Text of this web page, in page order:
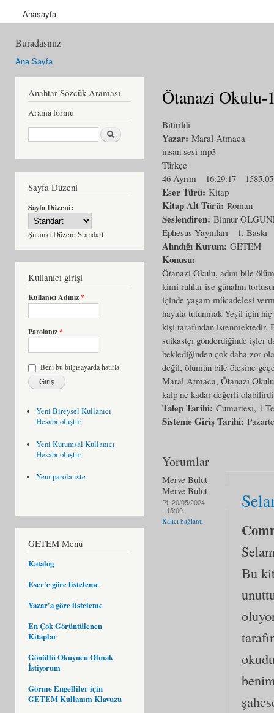
Anasayfa
Buradasınız
Ana Sayfa
Anahtar Sözcük Araması
Arama formu
Ara
Sayfa Düzeni
Sayfa Düzeni:
Şu anki Düzen: Standart
Kullanıcı girişi
Kullanıcı Adınız*
Parolanız*
Beni bu bilgisayarda hatırla
Yeni Bireysel Kullanıcı
Hesabı oluştur
Yeni Kurumsal Kullanıcı
Hesabı oluştur
Yeni parola iste
GETEM Menü
Katalog
Eser'e göre listeleme
Yazar'a göre listeleme
En Çok Görüntülenen
Kitaplar
Gönüllü Okuyucu Olmak
İstiyorum
Görme Engelliler için
GETEM Kullanım Klavuzu
Ötanazi Okulu-
Bitirildi
Yazar: Maral Atmaca
insan sesi mp3
Türkçe
46 Ayrım
16:29:17
Eser Türü: Kitap
Kitap Alt Türü: Roman
Seslendiren: Binnur
Ephesus Yayınları
1. Baskı
Alındığı Kurum: GETEM
Konusu:
Ötanazi Okulu, adını bile
kimi ruhlar ise günahın
içinde yaşam mücadelesi
hayata tutunmak Yeşil için hiç
kişi tarafından istenmektedir.
suikastçı gönderdiğinde işler
beklediğinden çok daha zor
değil, ölümün bile ötesine
Maral Atmaca, Ötanazi Okulu
kalp ne kadar değerli
Talep Tarihi: Cumartesi, 1
Sisteme Giriş Tarihi:
Yorumlar
Merve Bulut
Merve Bulut
Pt, 20/05/2024
- 15:00
Kalıcı bağlantı
Bu